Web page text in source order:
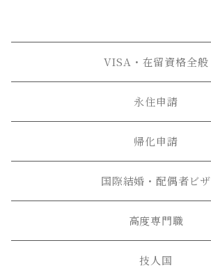
VISA・在留資格全般
永住申請
帰化申請
国際結婚・配偶者ビザ
高度専門職
技人国